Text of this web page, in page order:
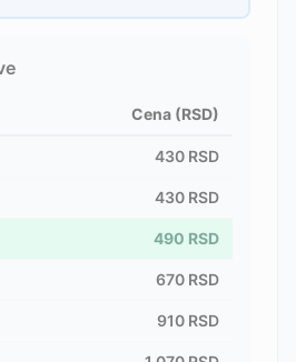
Cena (RSD)
430 RSD
430 RSD
490 RSD
670 RSD
910 RSD